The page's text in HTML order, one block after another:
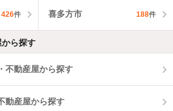
426件 喜多方市 188件
ら探す
不動産屋から探す
動産屋から探す